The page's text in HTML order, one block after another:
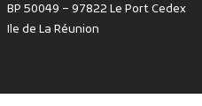
BP 50049 – 97822 Le Port Cedex
Ile de La Réunion